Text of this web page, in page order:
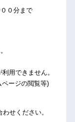
０分まで
きません。
の閲覧等)
せください。